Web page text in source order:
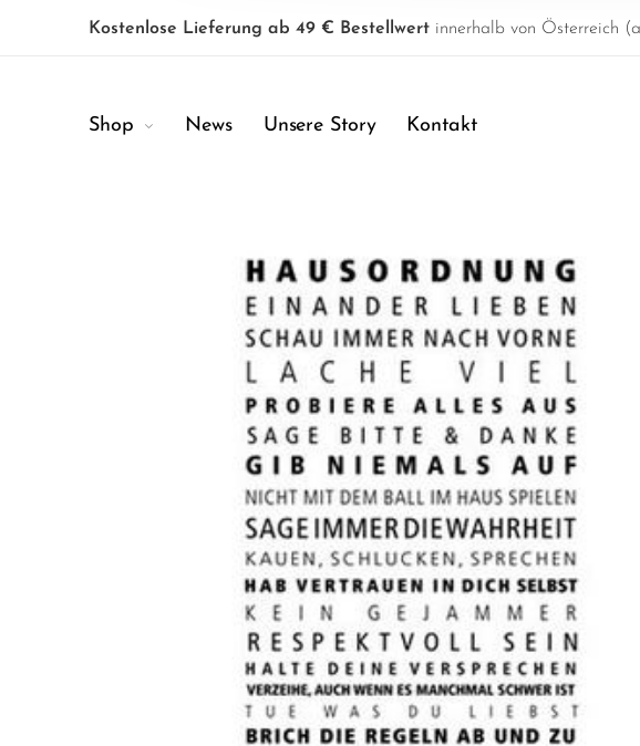
Kostenlose Lieferung ab 49 € Bestellwert innerhalb von Österreich
Shop News Unsere Story Kontakt